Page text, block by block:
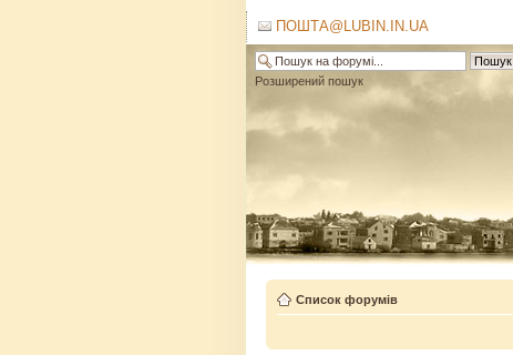
ПОШТА@LUBIN.IN.UA
Розширений пошук
Список форумів